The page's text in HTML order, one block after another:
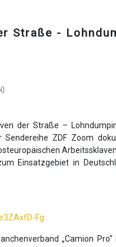
Straße -
der Straße –
Sendereihe ZDF Zoom
Einsatzgebiet in
Fg
„Camion